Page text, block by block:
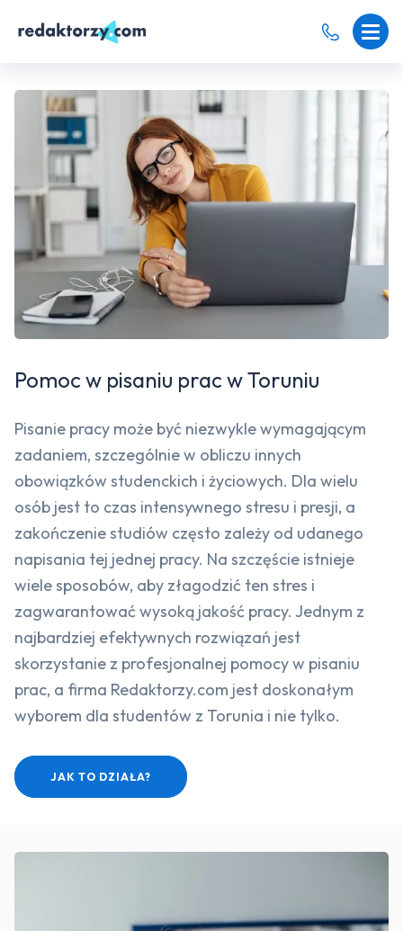
Pomoc w pisaniu prac w Toruniu
Pisanie pracy może być niezwykle wymagającym
zadaniem, szczególnie w obliczu innych
obowiązków studenckich i życiowych. Dla wielu
osób jest to czas intensywnego stresu i presji, a
zakończenie studiów często zależy od udanego
napisania tej jednej pracy. Na szczęście istnieje
wiele sposobów, aby złagodzić ten stres i
zagwarantować wysoką jakość pracy. Jednym z
najbardziej efektywnych rozwiązań jest
skorzystanie z profesjonalnej pomocy w pisaniu
prac, a firma Redaktorzy.com jest doskonałym
wyborem dla studentów z Torunia i nie tylko.
JAK TO DZIAŁA?